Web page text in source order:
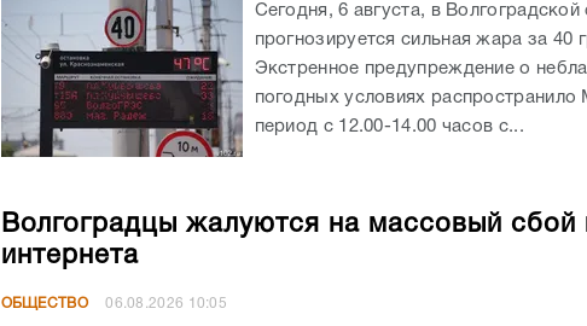
Сегодня, 6 августа, в Волгоградской
прогнозируется сильная жара за 40
Экстренное предупреждение о
погодных условиях
период с 12.00-14.00 часов с...
Волгоградцы жалуются на массовый сбой
интернета
ОБЩЕСТВО 06.08.2026 10:05